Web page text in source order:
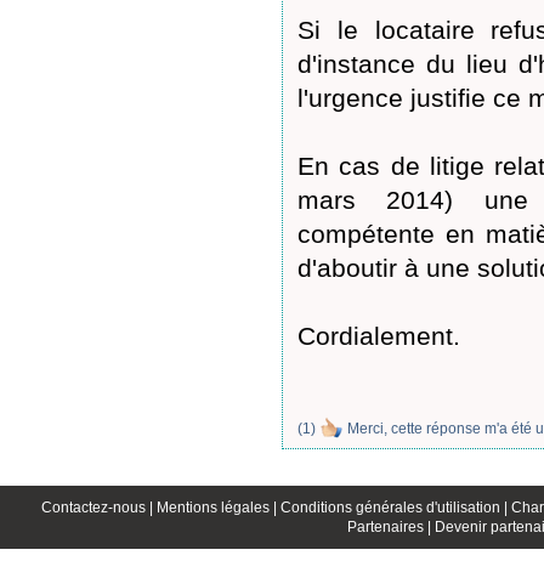
Si le locataire
d'instance du lieu
l'urgence justifie ce
En cas de litige
mars 2014) une
compétente en
d'aboutir à une
Cordialement.
(1) Merci, cette réponse m'a été
Contactez-nous | Mentions légales | Conditions générales d'utilisation |
Partenaires |
Devenir